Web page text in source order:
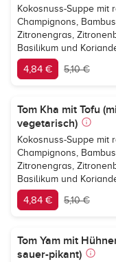
Kokosnuss-Suppe mit
Champignons,
Zitronengras,
Basilikum und
4,84 € 5,10 €
Tom Kha mit Tofu
vegetarisch)
Kokosnuss-Suppe mit
Champignons,
Zitronengras,
Basilikum und
4,84 € 5,10 €
Tom Yam mit
sauer-pikant)